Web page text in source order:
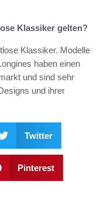
Klassiker gelten?
Klassiker. Modelle
haben einen
und sind sehr
und ihrer
Twitter
Pinterest